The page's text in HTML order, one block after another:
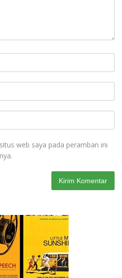
web saya pada peramban ini